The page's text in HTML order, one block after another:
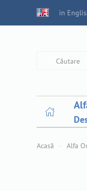
in
Acasă Alfa